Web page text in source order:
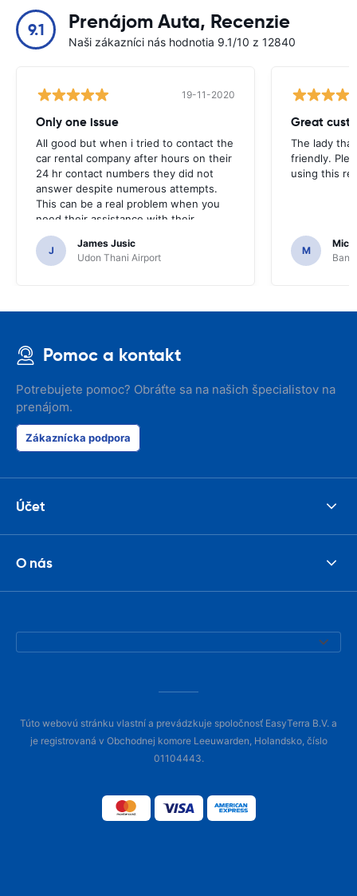
9.1 Prenájom Auta, Recenzie
Naši zákazníci nás hodnotia 9.1/10 z 12840
19-11-2020
Only one issue
All good but when i tried to contact the
car rental company after hours on their
24 hr contact numbers they did not
answer despite numerous attempts.
This can be a real problem when you
need their assistance with their
services or car.
J
James Jusic
Udon Thani Airport
Great
The lady
friendly.
using this
M
Pomoc a kontakt
Potrebujete pomoc? Obráťte sa na našich špecialistov na
prenájom.
Zákaznícka podpora
Účet
O nás
Túto webovú stránku vlastní a prevádzkuje spoločnosť EasyTerra B.V. a
je registrovaná v Obchodnej komore Leeuwarden, Holandsko, číslo
01104443.